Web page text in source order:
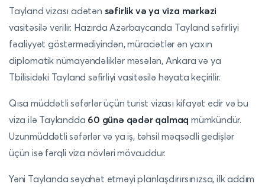
Tayland vizası adətən səfirlik və ya viza mərkəzi
vasitəsilə verilir. Hazırda Azərbaycanda Tayland səfirliyi
fəaliyyət göstərmədiyindən, müraciətlər ən yaxın
diplomatik nümayəndəliklər məsələn, Ankara və ya
Tbilisidəki Tayland səfirliyi vasitəsilə həyata keçirilir.
Qısa müddətli səfərlər üçün turist vizası kifayət edir və bu
viza ilə Taylandda 60 günə qədər qalmaq mümkündür.
Uzunmüddətli səfərlər və ya iş, təhsil məqsədli gedişlər
üçün isə fərqli viza növləri mövcuddur.
Yəni Taylanda səyahət etməyi planlaşdırırsınızsa, ilk addım